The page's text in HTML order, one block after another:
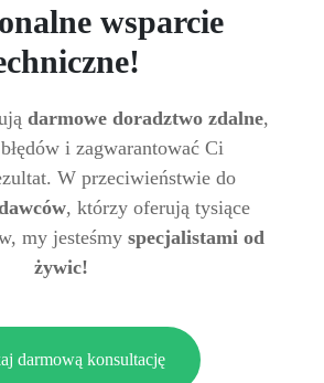
wsparcie
darmowe doradztwo zdalne,
i zagwarantować Ci
W przeciwieństwie do
, którzy oferują tysiące
my jesteśmy specjalistami od
żywic!
darmową konsultację